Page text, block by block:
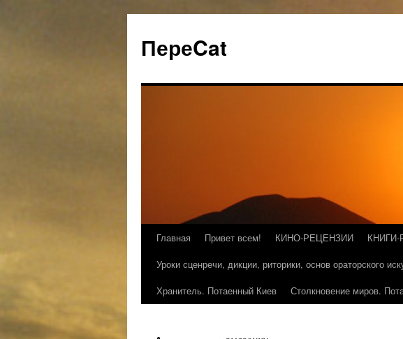
ПереCat
Главная Привет всем! КИНО-РЕЦЕНЗИИ
Уроки сценречи, дикции, риторики, основ ораторского
Хранитель. Потаенный Киев
Столкновение миров.